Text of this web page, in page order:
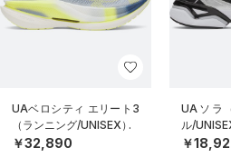
UAベロシティ エリート3
（ランニング/UNISEX）
￥32,890
UAソラ
ル/
￥